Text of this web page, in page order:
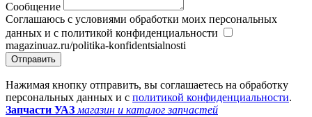
Сообщение
Соглашаюсь с условиями обработки моих персональных
данных и с политикой конфиденциальности
magazinuaz.ru/politika-konfidentsialnosti
Отправить
Нажимая кнопку отправить, вы соглашаетесь на обработку
персональных данных и с политикой конфиденциальности.
Запчасти УАЗ магазин и каталог запчастей